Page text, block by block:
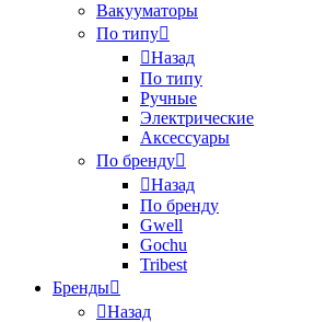
Вакууматоры
По типу
Назад
По типу
Ручные
Электрические
Аксессуары
По бренду
Назад
По бренду
Gwell
Gochu
Tribest
Бренды
Назад